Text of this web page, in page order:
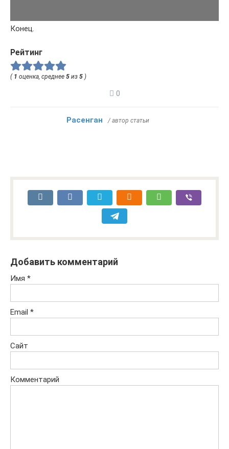
Конец.
Рейтинг
( 1 оценка, среднее 5 из 5 )
0
Расенган / автор статьи
Добавить комментарий
Имя *
Email *
Сайт
Комментарий